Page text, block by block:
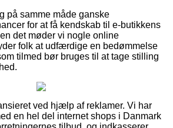
på samme måde ganske
for at få kendskab til e-butikkens
det møder vi nogle online
folk at udfærdige en bedømmelse
tilmed bør bruges til at tage stilling
ved hjælp af reklamer. Vi har
en hel del internet shops i Danmark